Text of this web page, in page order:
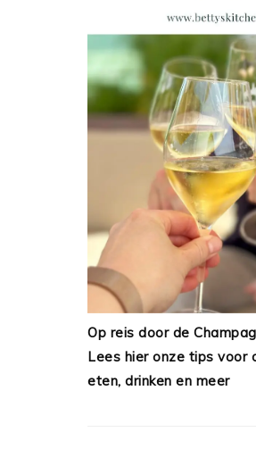
Op reis door de
Lees hier onze tips voor
eten, drinken en meer